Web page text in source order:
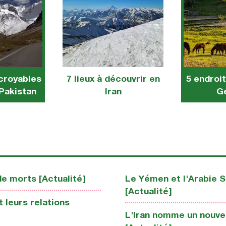
7 lieux à découvrir en
Iran
5
morts [Actualité]
leurs relations
Le Yémen et l'Arabie
[Actualité]
L'Iran nomme un